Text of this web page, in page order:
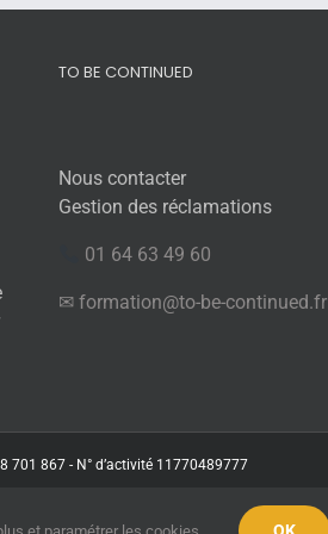
TO BE CONTINUED
Nous contacter
Gestion des réclamations
01 64 63 49 60
✉ formation@to-be-continued.fr
701 867 - N° d’activité 11770489777